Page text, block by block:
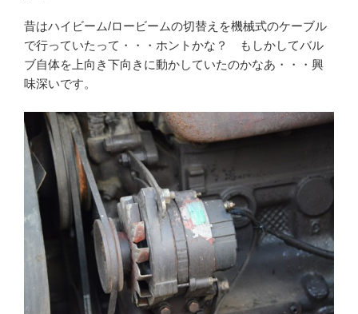
昔はハイビーム/ロービームの切替えを機械式のケーブル
で行っていたって・・・ホントかな？ もしかしてバル
ブ自体を上向き下向きに動かしていたのかなあ・・・興
味深いです。